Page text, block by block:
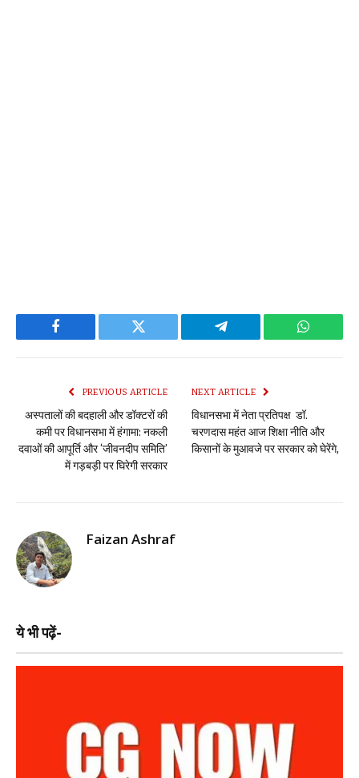
Facebook Twitter Telegram
PREVIOUS ARTICLE
अस्पतालों की बदहाली और डॉक्टरों की
कमी पर विधानसभा में हंगामा: नकली
दवाओं की आपूर्ति और ‘जीवनदीप समिति’
में गड़बड़ी पर घिरेगी सरकार
NEXT ARTICLE
विधानसभा में नेता प्रतिपक्ष डॉ.
चरणदास महंत आज शिक्षा नीति और
किसानों के मुआवजे पर सरकार को घेरेंगे,
Faizan Ashraf
ये भी पढ़ें-